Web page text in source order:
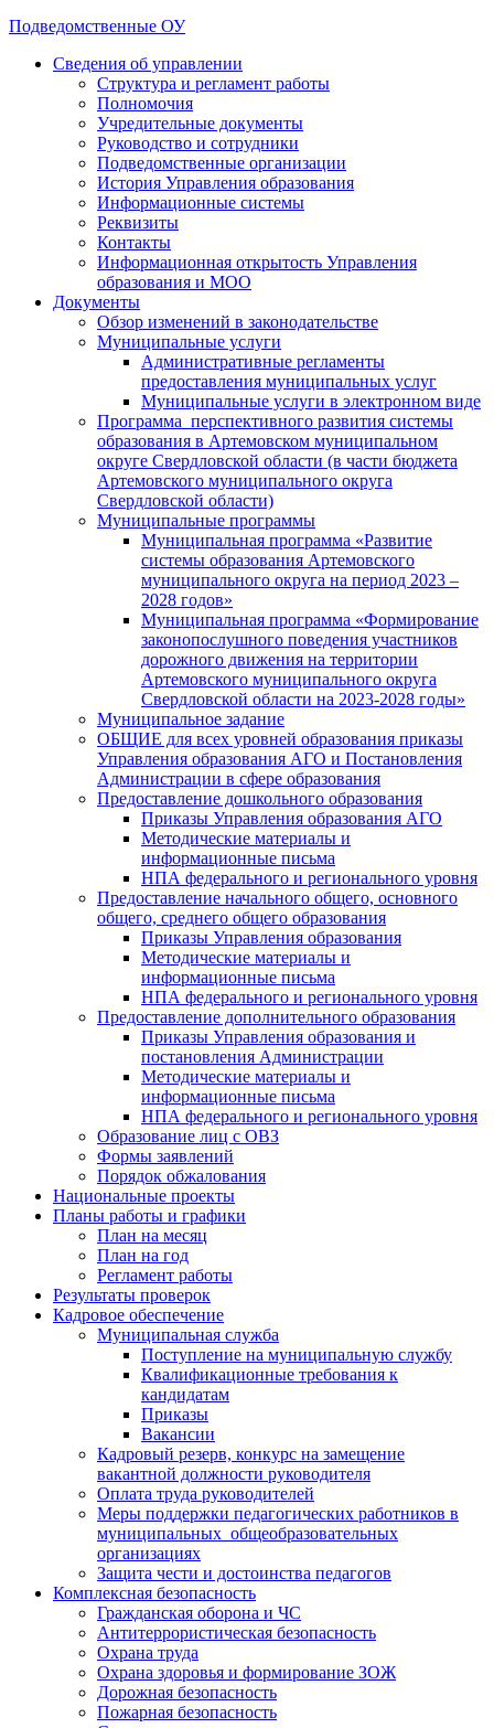
Подведомственные ОУ
Сведения об управлении
Структура и регламент работы
Полномочия
Учредительные документы
Руководство и сотрудники
Подведомственные организации
История Управления образования
Информационные системы
Реквизиты
Контакты
Информационная открытость Управления
образования и МОО
Документы
Обзор изменений в законодательстве
Муниципальные услуги
Административные регламенты
предоставления муниципальных услуг
Муниципальные услуги в электронном виде
Программа перспективного развития системы
образования в Артемовском муниципальном
округе Свердловской области (в части бюджета
Артемовского муниципального округа
Свердловской области)
Муниципальные программы
Муниципальная программа «Развитие
системы образования Артемовского
муниципального округа на период 2023 –
2028 годов»
Муниципальная программа «Формирование
законопослушного поведения участников
дорожного движения на территории
Артемовского муниципального округа
Свердловской области на 2023-2028 годы»
Муниципальное задание
ОБЩИЕ для всех уровней образования приказы
Управления образования АГО и Постановления
Администрации в сфере образования
Предоставление дошкольного образования
Приказы Управления образования АГО
Методические материалы и
информационные письма
НПА федерального и регионального уровня
Предоставление начального общего, основного
общего, среднего общего образования
Приказы Управления образования
Методические материалы и
информационные письма
НПА федерального и регионального уровня
Предоставление дополнительного образования
Приказы Управления образования и
постановления Администрации
Методические материалы и
информационные письма
НПА федерального и регионального уровня
Образование лиц с ОВЗ
Формы заявлений
Порядок обжалования
Национальные проекты
Планы работы и графики
План на месяц
План на год
Регламент работы
Результаты проверок
Кадровое обеспечение
Муниципальная служба
Поступление на муниципальную службу
Квалификационные требования к
кандидатам
Приказы
Вакансии
Кадровый резерв, конкурс на замещение
вакантной должности руководителя
Оплата труда руководителей
Меры поддержки педагогических работников в
муниципальных общеобразовательных
организациях
Защита чести и достоинства педагогов
Комплексная безопасность
Гражданская оборона и ЧС
Антитеррористическая безопасность
Охрана труда
Охрана здоровья и формирование ЗОЖ
Дорожная безопасность
Пожарная безопасность